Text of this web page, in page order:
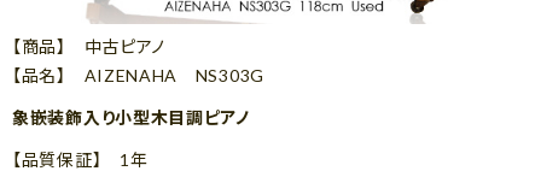
【商品】 中古ピアノ
【品名】 AIZENAHA NS303G
象嵌装飾入り小型木目調ピアノ
【品質保証】 1年